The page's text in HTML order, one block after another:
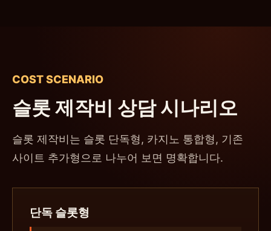
COST SCENARIO
슬롯 제작비 상담 시나리오
슬롯 제작비는 슬롯 단독형, 카지노 통합형, 기존
사이트 추가형으로 나누어 보면 명확합니다.
단독 슬롯형